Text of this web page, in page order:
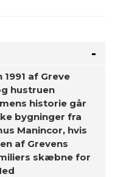
af Greve
hustruen
historie går
bygninger fra
Manincor, hvis
af Grevens
skæbne for